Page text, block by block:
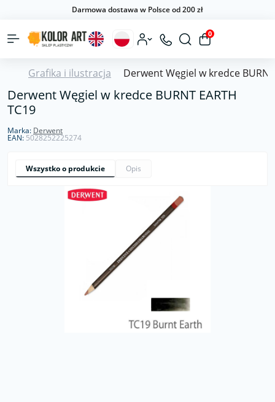
Darmowa dostawa w Polsce od 200 zł
0
Grafika i ilustracja Derwent Węgiel w kredce BURNT
Derwent Węgiel w kredce BURNT EARTH
TC19
Marka: Derwent
EAN: 5028252225274
Wszystko o produkcie Opis